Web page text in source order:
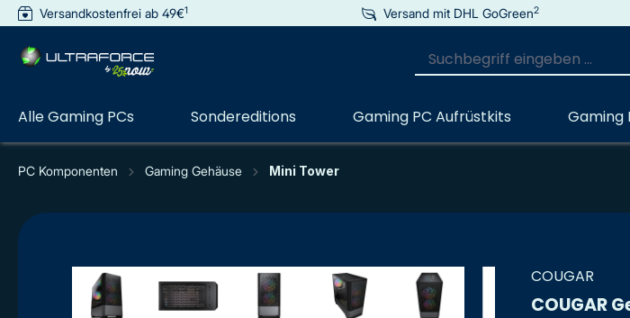
springen Zur Hauptnavigation springen
Versandkostenfrei ab 49€1 Versand mit DHL GoGreen2
Alle Gaming PCs Sondereditions Gaming PC Aufrüstkits Gaming
PC Komponenten Gaming Gehäuse Mini Tower
COUGAR
COUGAR